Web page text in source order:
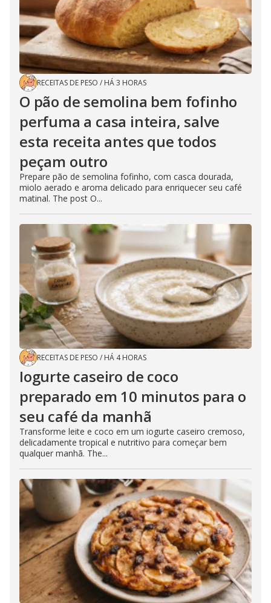
RECEITAS DE PESO / HÁ 3 HORAS
O pão de semolina bem fofinho
perfuma a casa inteira, salve
esta receita antes que todos
peçam outro
Prepare pão de semolina fofinho, com casca dourada,
miolo aerado e aroma delicado para enriquecer seu café
matinal. The post O...
RECEITAS DE PESO / HÁ 4 HORAS
Iogurte caseiro de coco
preparado em 10 minutos para o
seu café da manhã
Transforme leite e coco em um iogurte caseiro cremoso,
delicadamente tropical e nutritivo para começar bem
qualquer manhã. The...